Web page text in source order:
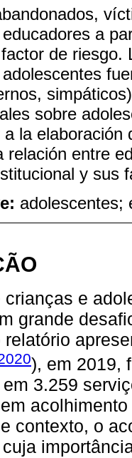
a
de riesgo.
sobre
la
relación entre
y sus
adolescentes;
crianças e
grande
relatório
), em 2019,
3.259
contexto, o